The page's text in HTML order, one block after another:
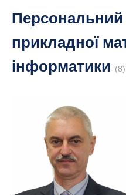
прикладної
інформатики (8)